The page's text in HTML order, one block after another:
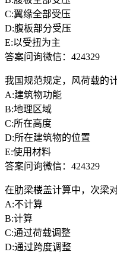
C:翼缘全部受压
D:腹板部分受压
E:以受扭为主
答案问询微信：424329
我国规范规定，风荷载的
A:建筑物功能
B:地理区域
C:所在高度
D:所在建筑物的位置
E:使用材料
答案问询微信：424329
在肋梁楼盖计算中，次梁
A:不计算
B:计算
C:通过荷载调整
D:通过跨度调整